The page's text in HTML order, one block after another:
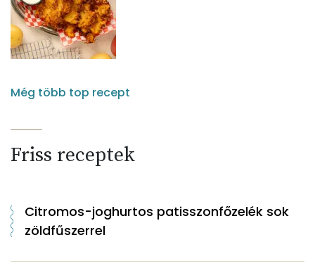
Még több top recept
Friss receptek
Citromos-joghurtos patisszonfőzelék sok
zöldfűszerrel